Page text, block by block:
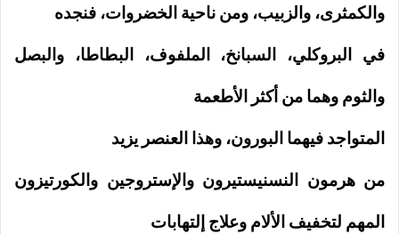
والكمثرى، والزبيب، ومن ناحية الخضروات، فنجده
في البروكلي، السبانخ، الملفوف، البطاطا، والبصل
والثوم وهما من أكثر الأطعمة
المتواجد فيهما البورون، وهذا العنصر يزيد
من هرمون النسنيستيرون والإستروجين والكورتيزون
المهم لتخفيف الألام وعلاج إلتهابات